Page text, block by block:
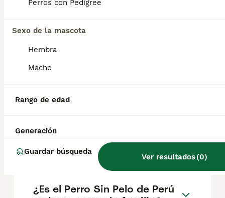
Perros con Pedigree
Sexo de la mascota
Hembra
Macho
Rango de edad
Generación
Guardar búsqueda
Ver resultados(0)
humano. Además, es considerado Patrimonio
346.
existe en Perú?
peruano en España?
¿Es el Perro Sin Pelo de Perú